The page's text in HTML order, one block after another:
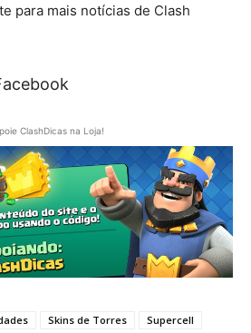
para mais notícias de Clash
ClashDicas na Loja!
Skins de Torres
Supercell